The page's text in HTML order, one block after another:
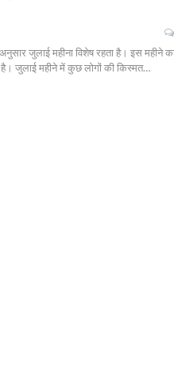
जुलाई महीना विशेष रहता है। इस महीने
जुलाई महीने में कुछ लोगों की किस्मत…